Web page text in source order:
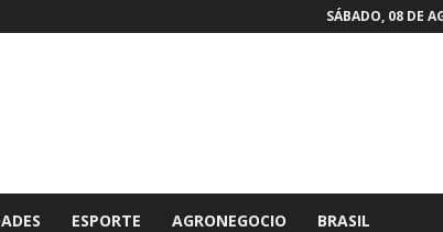
SÁBADO, 08 DE
ESPORTE AGRONEGOCIO BRASIL